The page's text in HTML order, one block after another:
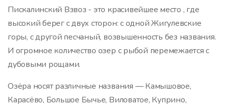
Пискалинский Взвоз - это красивейшее место , где
высокий берег с двух сторон: с одной Жигулевские
горы, с другой песчаный, возвышенность без названия.
И огромное количество озер с рыбой перемежается с
дубовыми рощами.
Озёра носят различные названия — Камышовое,
Карасёво, Большое Бычье, Виловатое, Куприно,